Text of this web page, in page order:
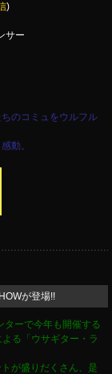
)
サー
のコミュをウルフル
動。
が登場!!
ターで今年も開催する
る「ウサギター・ラ
が盛りだくさん、是